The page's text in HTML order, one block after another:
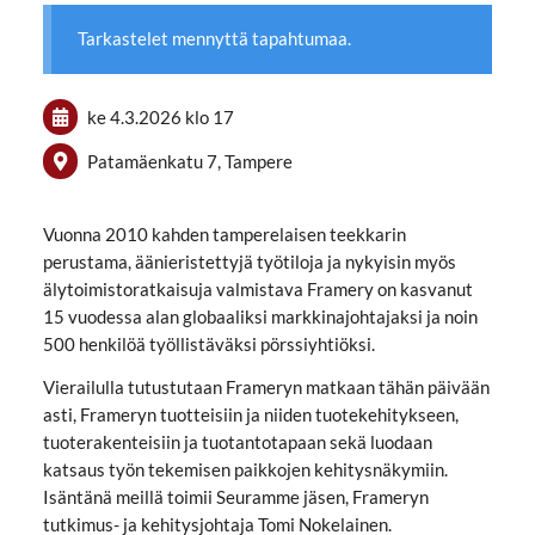
Tarkastelet mennyttä tapahtumaa.
ke 4.3.2026 klo 17
Patamäenkatu 7, Tampere
Vuonna 2010 kahden tamperelaisen teekkarin
perustama, äänieristettyjä työtiloja ja nykyisin myös
älytoimistoratkaisuja valmistava Framery on kasvanut
15 vuodessa alan globaaliksi markkinajohtajaksi ja noin
500 henkilöä työllistäväksi pörssiyhtiöksi.
Vierailulla tutustutaan Frameryn matkaan tähän päivään
asti, Frameryn tuotteisiin ja niiden tuotekehitykseen,
tuoterakenteisiin ja tuotantotapaan sekä luodaan
katsaus työn tekemisen paikkojen kehitysnäkymiin.
Isäntänä meillä toimii Seuramme jäsen, Frameryn
tutkimus- ja kehitysjohtaja Tomi Nokelainen.